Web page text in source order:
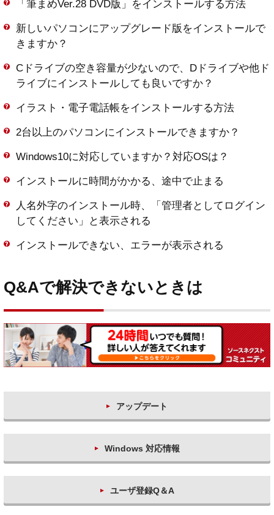
「筆まめVer.28 DVD版」をインストールする方法
新しいパソコンにアップグレード版をインストールで
きますか？
Cドライブの空き容量が少ないので、Dドライブや他ド
ライブにインストールしても良いですか？
イラスト・電子電話帳をインストールする方法
2台以上のパソコンにインストールできますか？
Windows10に対応していますか？対応OSは？
インストールに時間がかかる、途中で止まる
人名外字のインストール時、「管理者としてログイン
してください」と表示される
インストールできない、エラーが表示される
Q&Aで解決できないときは
アップデート
Windows 対応情報
ユーザ登録Q＆A